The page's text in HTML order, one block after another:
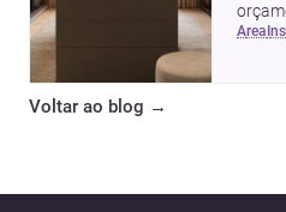
vestir
area
Voltar ao blog →